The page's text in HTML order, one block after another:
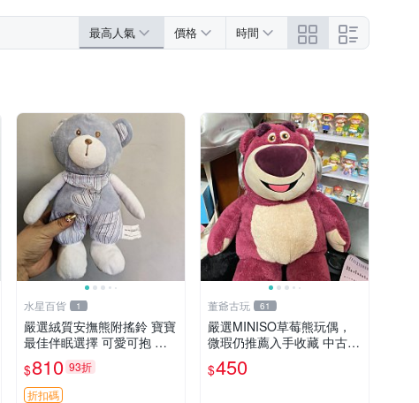
最高人氣 價格 時間
水星百貨 1
嚴選絨質安撫熊附搖鈴 寶寶
最佳伴眠選擇 可愛可抱 絨
毛玩具 安撫熊 嬰兒用
$810 93折
折扣碼
董爺古玩 61
嚴選MINISO草莓熊玩偶，
微瑕仍推薦入手收藏 中古 M
INISO 草莓熊 玩具 收藏
$450